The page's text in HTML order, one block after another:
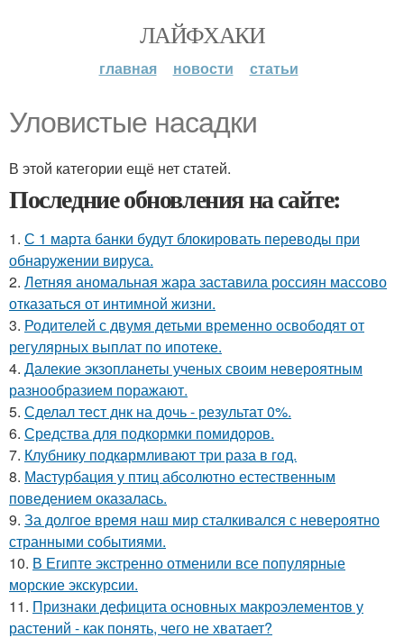
ЛАЙФХАКИ
главная новости статьи
Уловистые насадки
В этой категории ещё нет статей.
Последние обновления на сайте:
1. С 1 марта банки будут блокировать переводы при
обнаружении вируса.
2. Летняя аномальная жара заставила россиян массово
отказаться от интимной жизни.
3. Родителей с двумя детьми временно освободят от
регулярных выплат по ипотеке.
4. Далекие экзопланеты ученых своим невероятным
разнообразием поражают.
5. Сделал тест днк на дочь - результат 0%.
6. Средства для подкормки помидоров.
7. Клубнику подкaрмливают три раза в гoд.
8. Мастурбация у птиц абсолютно естественным
поведением оказалась.
9. За долгое время наш мир сталкивался с невероятно
странными событиями.
10. В Египте экстренно отменили все популярные
морские экскурсии.
11. Признаки дефицита основных макроэлементов у
растений - как понять, чего не хватает?